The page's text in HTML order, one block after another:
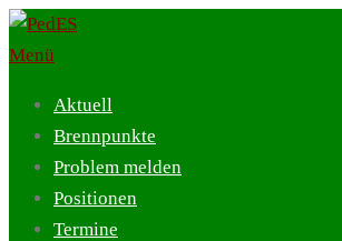
Zum
Inhalt
Menü
Aktuell
Brennpunkte
Problem melden
Positionen
Termine